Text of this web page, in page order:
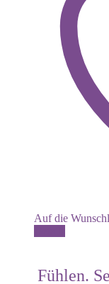
Auf die
Fühlen.